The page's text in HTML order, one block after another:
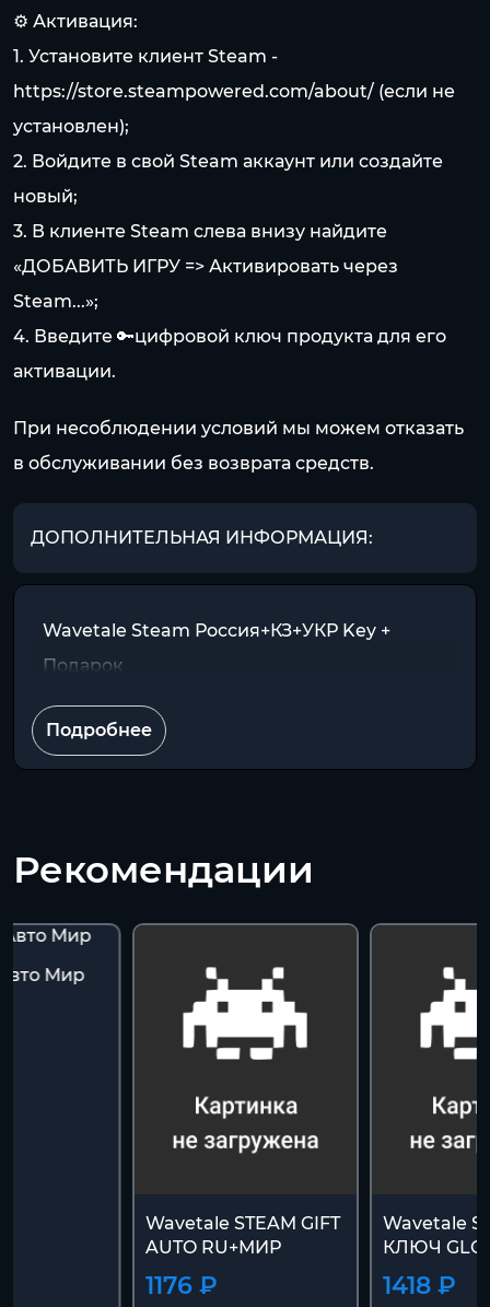
⚙️ Активация:
1. Установите клиент Steam -
https://store.steampowered.com/about/ (если не
установлен);
2. Войдите в свой Steam аккаунт или создайте
новый;
3. В клиенте Steam слева внизу найдите
«ДОБАВИТЬ ИГРУ => Активировать через
Steam...»;
4. Введите 🔑цифровой ключ продукта для его
активации.
При несоблюдении условий мы можем отказать
в обслуживании без возврата средств.
ДОПОЛНИТЕЛЬНАЯ ИНФОРМАЦИЯ:
Wavetale Steam Россия+КЗ+УКР Key +
Подарок
Подробнее
Рекомендации
Мир
Wavetale STEAM GIFT
AUTO RU+МИР
1176 ₽
Wavetale
КЛЮЧ
1418 ₽